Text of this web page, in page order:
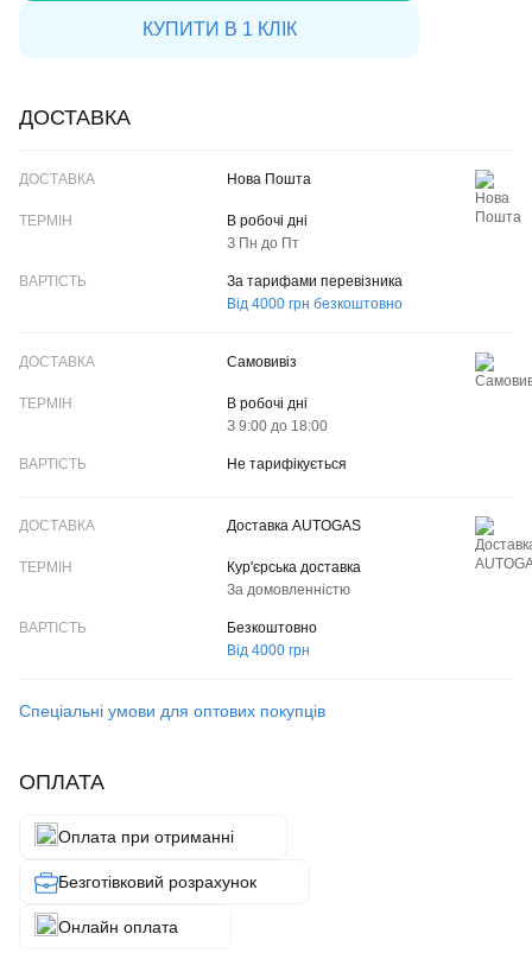
КУПИТИ В 1 КЛІК
ДОСТАВКА
ДОСТАВКА
ТЕРМІН
Нова Пошта
В робочі дні
З Пн до Пт
За тарифами перевізника
Від 4000 грн безкоштовно
Самовивіз
В робочі дні
З 9:00 до 18:00
Не тарифікується
Доставка AUTOGAS
Кур'єрська доставка
За домовленністю
Безкоштовно
Від 4000 грн
Спеціальні умови для оптових покупців
ОПЛАТА
Оплата при отриманні
Безготівковий розрахунок
Онлайн оплата